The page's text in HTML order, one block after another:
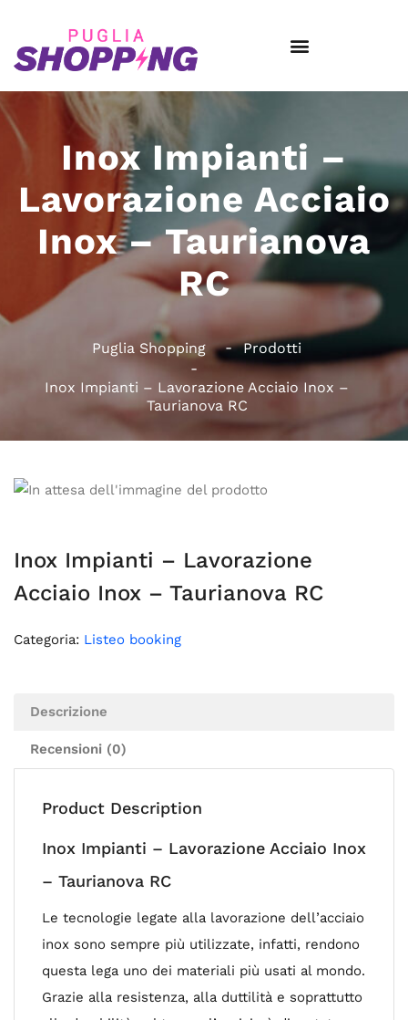
Inox Impianti –
Lavorazione Acciaio
Inox – Taurianova
RC
Puglia Shopping Prodotti
Inox Impianti – Lavorazione Acciaio Inox –
Taurianova RC
Inox Impianti – Lavorazione
Acciaio Inox – Taurianova RC
Categoria: Listeo booking
Descrizione
Recensioni (0)
Product Description
Inox Impianti – Lavorazione Acciaio Inox
– Taurianova RC
Le tecnologie legate alla lavorazione dell’acciaio
inox sono sempre più utilizzate, infatti, rendono
questa lega uno dei materiali più usati al mondo.
Grazie alla resistenza, alla duttilità e soprattutto